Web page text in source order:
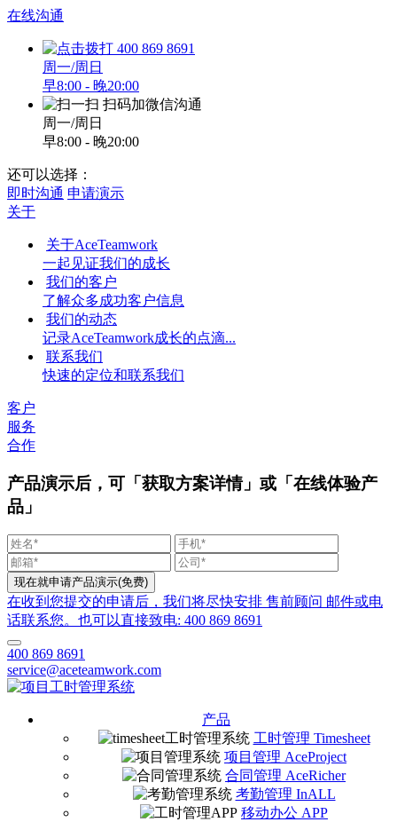
在线沟通
400 869 8691
周一/周日
早8:00 - 晚20:00
扫码加微信沟通
周一/周日
早8:00 - 晚20:00
还可以选择：
即时沟通 申请演示
关于
关于AceTeamwork
一起见证我们的成长
我们的客户
了解众多成功客户信息
我们的动态
记录AceTeamwork成长的点滴...
联系我们
快速的定位和联系我们
客户
服务
合作
产品演示后，可「获取方案详情」或「在线体验产
品」
在收到您提交的申请后，我们将尽快安排 售前顾问 邮件或电
话联系您。也可以直接致电: 400 869 8691
400 869 8691
service@aceteamwork.com
产品
工时管理 Timesheet
项目管理 AceProject
合同管理 AceRicher
考勤管理 InALL
移动办公 APP